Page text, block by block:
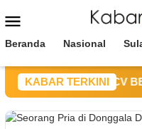
ke
Mobile
Beranda Nasional
KABAR TERKINI
Sulteng Sebut CV BBN